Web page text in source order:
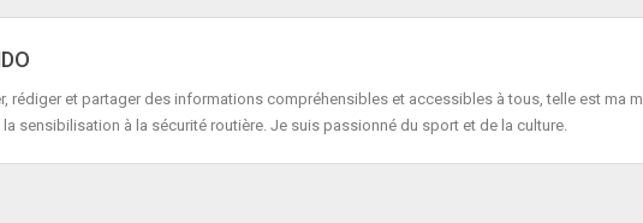
rédiger et partager des informations compréhensibles et accessibles à tous, telle est ma
sensibilisation à la sécurité routière. Je suis passionné du sport et de la culture.